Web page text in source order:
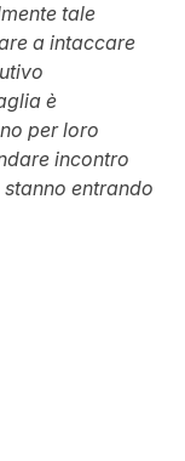
tale
a intaccare
è
per loro
incontro
entrando